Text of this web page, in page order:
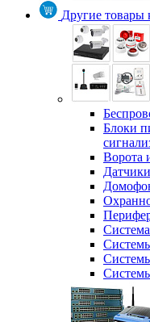
Другие товары
Блоки
Ворота